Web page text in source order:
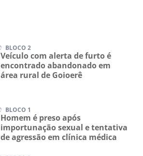
BLOCO 2
Veículo com alerta de furto é
encontrado abandonado em
área rural de Goioerê
BLOCO 1
Homem é preso após
importunação sexual e tentativa
de agressão em clínica médica